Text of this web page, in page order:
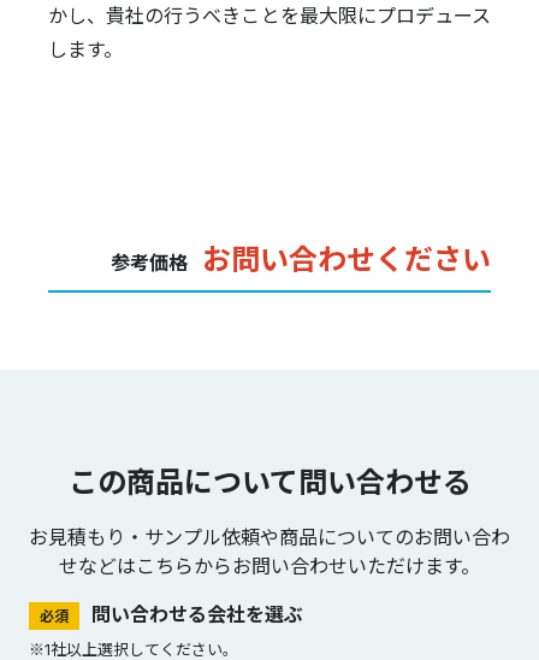
かし、貴社の行うべきことを最大限にプロデュース
します。
参考価格 お問い合わせください
この商品について問い合わせる
お見積もり・サンプル依頼や商品についてのお問い合わ
せなどは こちらからお問い合わせいただけます。
必須 問い合わせる会社を選ぶ
※1社以上選択してください。